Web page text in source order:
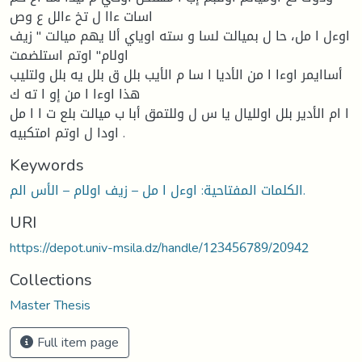
اسات ءاا ل تخ ءالل ع وص
اوءل ا مل، حا ل بميالت لسا و سته اوياي ألا يهم ميالت " زيف
اولام" اوتم استلضمت
أساايمر اوءا ا من الأديا ا سا م الأيب بلل ق بلل يه بلل ولتليب
هذا اوءا ا من إو ا ته ك
ا ام الأدير بلل اولليال يا س ل وللتمق أبا ب ميالت بلع ت ا ا مل
اودا ل اوتم امتكبيه .
Keywords
الكلمات المفتاحية: اوءل ا مل – زيف اولام – الأس الم.
URI
https://depot.univ-msila.dz/handle/123456789/20942
Collections
Master Thesis
Full item page